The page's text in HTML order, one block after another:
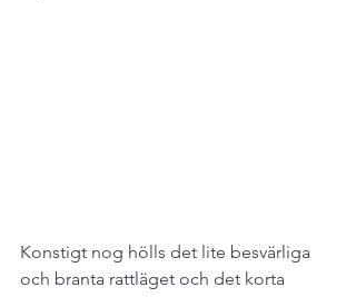
Konstigt nog hölls det lite besvärliga
och branta rattläget och det korta